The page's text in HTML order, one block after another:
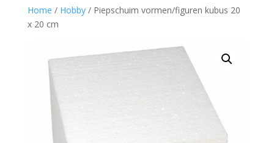
Home / Hobby/ Piepschuim vormen/figuren kubus 20
x 20 cm